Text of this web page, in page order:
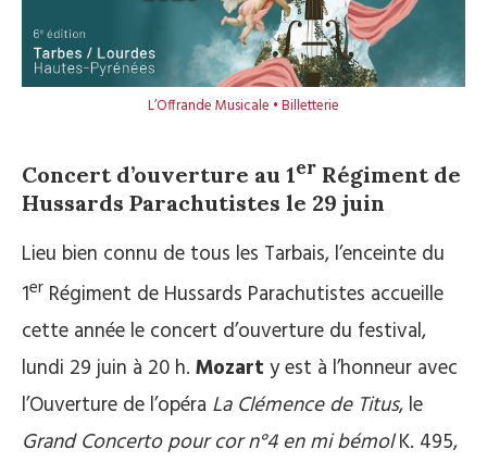
L’Offrande Musicale • Billetterie
Concert d’ouverture au 1er Régiment de
Hussards Parachutistes le 29 juin
Lieu bien connu de tous les Tarbais, l’enceinte du
1er Régiment de Hussards Parachutistes accueille
cette année le concert d’ouverture du festival,
lundi 29 juin à 20 h. Mozart y est à l’honneur avec
l’Ouverture de l’opéra La Clémence de Titus, le
Grand Concerto pour cor n°4 en mi bémolK. 495,